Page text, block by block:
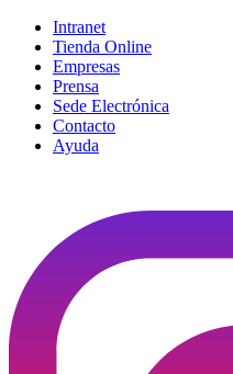
Intranet
Tienda Online
Empresas
Prensa
Sede Electrónica
Contacto
Ayuda